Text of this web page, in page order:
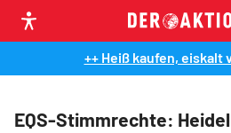
++ Heiß kaufen, eiskalt
EQS-Stimmrechte: